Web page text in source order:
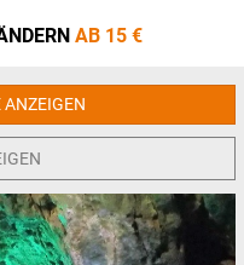
AB 15 €
ANZEIGEN